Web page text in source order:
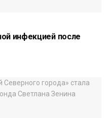
инфекцией после